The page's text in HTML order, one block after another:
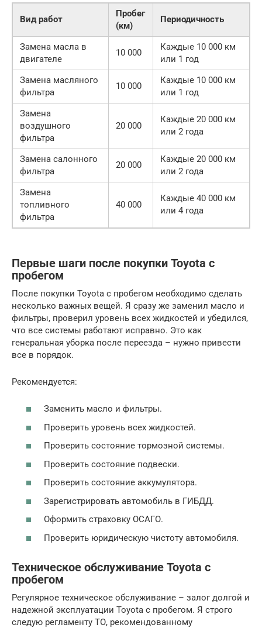
Вид работ
Пробег
(км)
Периодичность
Замена масла в
двигателе
10 000
Каждые 10 000 км
или 1 год
Замена масляного
фильтра
10 000
Каждые 10 000 км
или 1 год
Замена
воздушного
фильтра
20 000
Каждые 20 000 км
или 2 года
Замена салонного
фильтра
20 000
Каждые 20 000 км
или 2 года
Замена
топливного
фильтра
40 000
Каждые 40 000 км
или 4 года
Первые шаги после покупки Toyota с
пробегом
После покупки Toyota с пробегом необходимо сделать
несколько важных вещей. Я сразу же заменил масло и
фильтры, проверил уровень всех жидкостей и убедился,
что все системы работают исправно. Это как
генеральная уборка после переезда – нужно привести
все в порядок.
Рекомендуется:
Заменить масло и фильтры.
Проверить уровень всех жидкостей.
Проверить состояние тормозной системы.
Проверить состояние подвески.
Проверить состояние аккумулятора.
Зарегистрировать автомобиль в ГИБДД.
Оформить страховку ОСАГО.
Проверить юридическую чистоту автомобиля.
Техническое обслуживание Toyota с
пробегом
Регулярное техническое обслуживание – залог долгой и
надежной эксплуатации Toyota с пробегом. Я строго
следую регламенту ТО, рекомендованному